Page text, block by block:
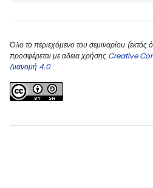
Όλο το περιεχόμενο του σεμιναρίου (εκτός
προσφέρεται με αδεια χρήσης Creative
Διανομή 4.0